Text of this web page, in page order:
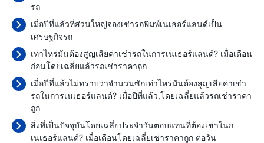
รถ
เมื่อปีที่แล้วที่ส่วนใหญ่จองเช่ารถพิมพ์เนเธอร์แลนด์เป็น
เศรษฐกิจรถ
เท่าไหร่มันต้องสูญเสียค่าเช่ารถในการเนเธอร์แลนด์? เมื่อเดือน
ก่อนโดยเฉลี่ยแล้วรถเช่าราคาถูก
เมื่อปีที่แล้วไม่ทราบว่าจำนวนซักเท่าไหร่มันต้องสูญเสียค่าเช่า
รถในการเนเธอร์แลนด์? เมื่อปีที่แล้ว,โดยเฉลี่ยแล้วรถเช่าราคา
ถูก
สิ่งที่เป็นปัจจุบันโดยเฉลี่ยประจำวันตอบแทนที่ต้องเช่าในก
เนเธอร์แลนด์? เมื่อเดือนโดยเฉลี่ยเช่าราคาถูก ต่อวัน